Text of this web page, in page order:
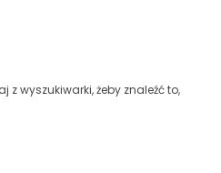
z wyszukiwarki, żeby znaleźć to,